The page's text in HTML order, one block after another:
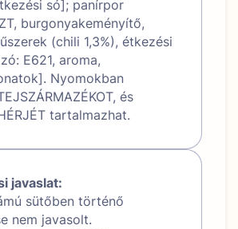
só]; panírpor
burgonyakeményítő,
(chili 1,3%), étkezési
E621, aroma,
Nyomokban
és
tartalmazhat.
javaslat:
sütőben történő
nem javasolt.